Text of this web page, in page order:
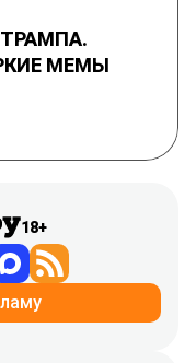
МЕМЫ
18+